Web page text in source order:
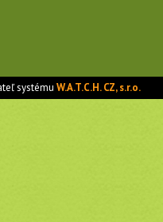
systémuW.A.T.C.H. CZ, s.r.o.